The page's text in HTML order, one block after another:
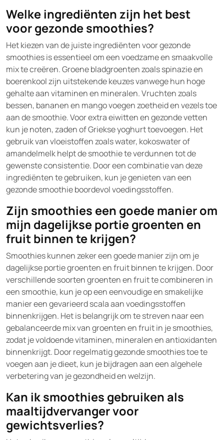
Welke ingrediënten zijn het best
voor gezonde smoothies?
Het kiezen van de juiste ingrediënten voor gezonde
smoothies is essentieel om een voedzame en smaakvolle
mix te creëren. Groene bladgroenten zoals spinazie en
boerenkool zijn uitstekende keuzes vanwege hun hoge
gehalte aan vitaminen en mineralen. Vruchten zoals
bessen, bananen en mango voegen zoetheid en vezels toe
aan de smoothie. Voor extra eiwitten en gezonde vetten
kun je noten, zaden of Griekse yoghurt toevoegen. Het
gebruik van vloeistoffen zoals water, kokoswater of
amandelmelk helpt de smoothie te verdunnen tot de
gewenste consistentie. Door een combinatie van deze
ingrediënten te gebruiken, kun je genieten van een
gezonde smoothie boordevol voedingsstoffen.
Zijn smoothies een goede manier om
mijn dagelijkse portie groenten en
fruit binnen te krijgen?
Smoothies kunnen zeker een goede manier zijn om je
dagelijkse portie groenten en fruit binnen te krijgen. Door
verschillende soorten groenten en fruit te combineren in
een smoothie, kun je op een eenvoudige en smakelijke
manier een gevarieerd scala aan voedingsstoffen
binnenkrijgen. Het is belangrijk om te streven naar een
gebalanceerde mix van groenten en fruit in je smoothies,
zodat je voldoende vitaminen, mineralen en antioxidanten
binnenkrijgt. Door regelmatig gezonde smoothies toe te
voegen aan je dieet, kun je bijdragen aan een algehele
verbetering van je gezondheid en welzijn.
Kan ik smoothies gebruiken als
maaltijdvervanger voor
gewichtsverlies?